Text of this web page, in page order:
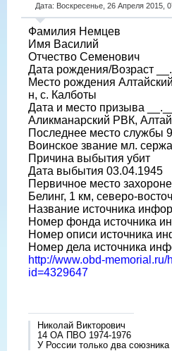
Дата: Воскресенье, 26 Апреля 2015,
Фамилия Немцев
Имя Василий
Отчество Семенович
Дата рождения/Возраст
Место рождения
н, с. Калботы
Дата и место призыва
Аликманарский РВК,
Последнее место службы
Воинское звание мл.
Причина выбытия убит
Дата выбытия 03.04.1945
Первичное место
Белинг, 1 км, северо-
Название источника
Номер фонда источника
Номер описи источника
Номер дела источника
http://www.obd-memorial.ru/
id=4329647
Николай Викторович
14 ОА ПВО 1974-1976
У России только два